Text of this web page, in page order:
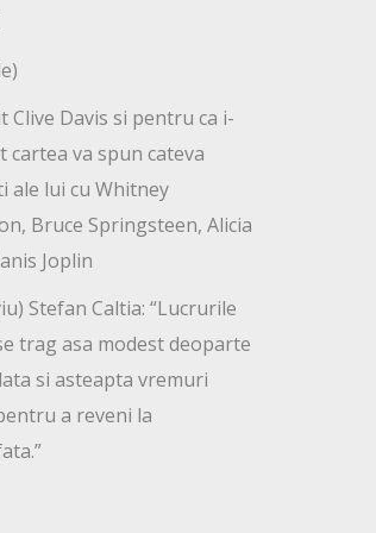
Clive Davis si pentru ca i-
cartea va spun cateva
ale lui cu Whitney
Bruce Springsteen, Alicia
Joplin
Stefan Caltia: “Lucrurile
trag asa modest deoparte
si asteapta vremuri
a reveni la